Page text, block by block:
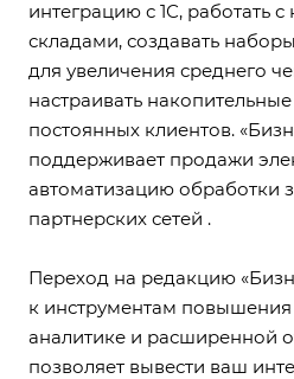
интеграцию с 1С, работать
складами, создавать
для увеличения среднего
настраивать
постоянных клиентов.
поддерживает продажи
автоматизацию обработки
партнерских сетей .
Переход на редакцию
к инструментам
аналитике и расширенной
позволяет вывести ваш